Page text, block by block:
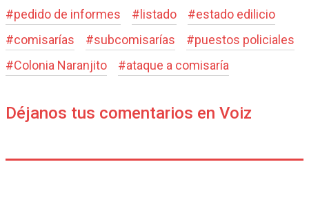
#pedido de informes # listado #estado edilicio
#comisarías #subcomisarías #puestos policiales
#Colonia Naranjito #ataque a comisaría
Déjanos tus comentarios en Voiz